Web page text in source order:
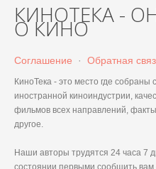
КИНОТЕКА -
О КИНО
Соглашение · Обратная
КиноТека - это место где
иностранной киноиндустрии,
фильмов всех направлений,
другое.
Наши авторы трудятся 24 часа 7